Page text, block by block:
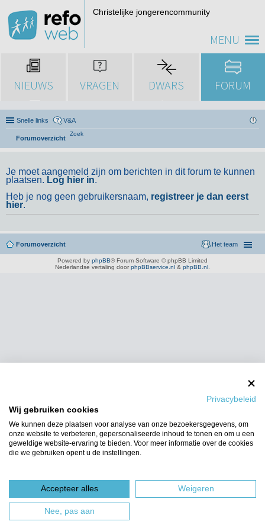
MENU
Christelijke jongerencommunity
NIEUWS VRAGEN DWARS FORUM
Snelle links V&A
Forumoverzicht
Zoek
Je moet aangemeld zijn om berichten in dit forum te kunnen
plaatsen. Log hier in.
Heb je nog geen gebruikersnaam, registreer je dan eerst
hier.
Forumoverzicht Het team
Powered by phpBB® Forum Software © phpBB Limited
Nederlandse vertaling door phpBBservice.nl & phpBB.nl
Privacybeleid
Wij gebruiken cookies
We kunnen deze plaatsen voor analyse van onze bezoekersgegevens, om
onze website te verbeteren, gepersonaliseerde inhoud te tonen en om u een
geweldige website-ervaring te bieden. Voor meer informatie over de cookies
die we gebruiken opent u de instellingen.
Accepteer alles Weigeren
Nee, pas aan